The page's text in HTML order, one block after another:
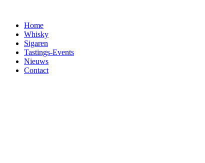
Home
Whisky
Sigaren
Tastings-Events
Nieuws
Contact